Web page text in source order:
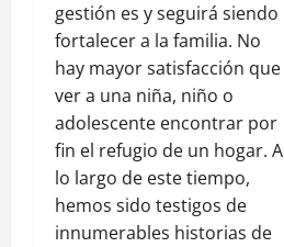
gestión es y seguirá siendo
fortalecer a la familia. No
hay mayor satisfacción que
ver a una niña, niño o
adolescente encontrar por
fin el refugio de un hogar. A
lo largo de este tiempo,
hemos sido testigos de
innumerables historias de